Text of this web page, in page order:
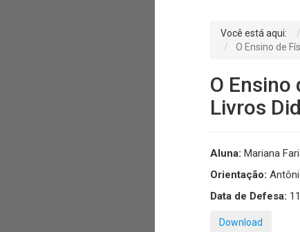
Você está aqui:
O Ensino de
O
Livros
Aluna: Mariana
Orientação:
Data de Defesa:
Download